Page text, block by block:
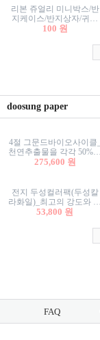
리본 쥬얼리 미니박스/반
지케이스/반지상자/귀걸
이상자/귀걸이박스/악세
100 원
doosung paper
4절 그문드바이오사이클_
천연추출물을 각각 50%이
상 함유한 친환경그래픽
275,600 원
전지 두성컬러팩(두성칼
라화일)_최고의 강도와 평
활성을 지닌 다양한 컬러
53,800 원
FAQ